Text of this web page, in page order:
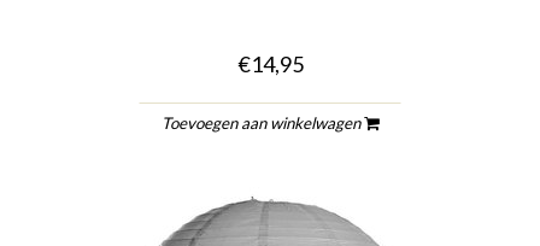
€14,95
Toevoegen aan winkelwagen